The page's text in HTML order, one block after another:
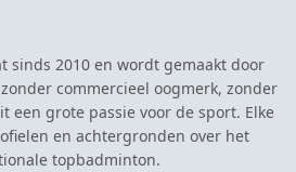
sinds 2010 en wordt gemaakt door
commercieel oogmerk, zonder
een grote passie voor de sport. Elke
en achtergronden over het
topbadminton.